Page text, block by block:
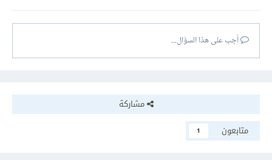
أجب على هذا السؤال...
مشاركة
متابعون
1